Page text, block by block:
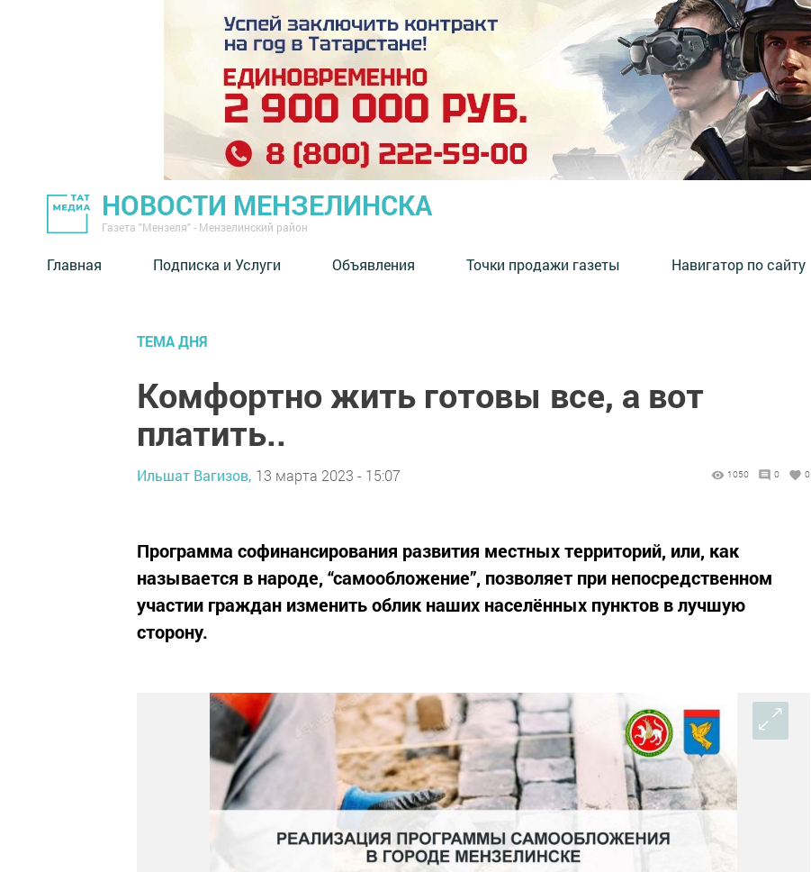
НОВОСТИ МЕНЗЕЛИНСКА
Газета "Мензеля" - Мензелинский район
Главная Подписка и Услуги Объявления Точки продажи газеты Навигатор по сайту
ТЕМА ДНЯ
Комфортно жить готовы все, а вот
платить..
Ильшат Вагизов, 13 марта 2023 - 15:07 1050 0 0
Программа софинансирования развития местных территорий, или, как
называется в народе, “самообложение”, позволяет при непосредственном
участии граждан изменить облик наших населённых пунктов в лучшую
сторону.